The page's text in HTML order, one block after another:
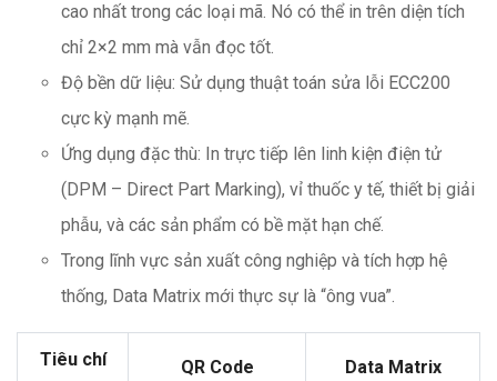
cao nhất trong các loại mã. Nó có thể in trên diện tích
chỉ 2×2 mm mà vẫn đọc tốt.
Độ bền dữ liệu: Sử dụng thuật toán sửa lỗi ECC200
cực kỳ mạnh mẽ.
Ứng dụng đặc thù: In trực tiếp lên linh kiện điện tử
(DPM – Direct Part Marking), vỉ thuốc y tế, thiết bị giải
phẫu, và các sản phẩm có bề mặt hạn chế.
Trong lĩnh vực sản xuất công nghiệp và tích hợp hệ
thống, Data Matrix mới thực sự là “ông vua”.
Tiêu chí QR Code Data Matrix